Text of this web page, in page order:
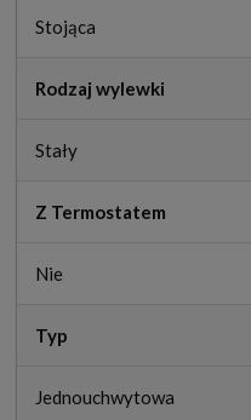
Stojąca
Rodzaj wylewki
Stały
Z Termostatem
Nie
Typ
Jednouchwytowa